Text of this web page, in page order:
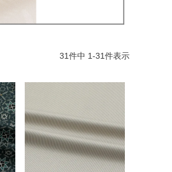
31件中 1-31件表示